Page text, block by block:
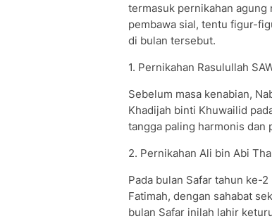
termasuk pernikahan agung
pembawa sial, tentu figur-
di bulan tersebut.
1. Pernikahan Rasulullah
Sebelum masa kenabian,
Khadijah binti Khuwailid
tangga paling harmonis dan
2. Pernikahan Ali bin Abi
Pada bulan Safar tahun ke-
Fatimah, dengan sahabat
bulan Safar inilah lahir